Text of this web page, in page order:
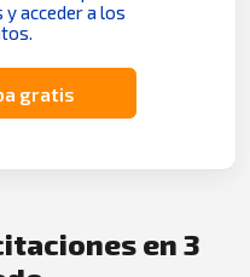
acceder a los
gratis
en 3